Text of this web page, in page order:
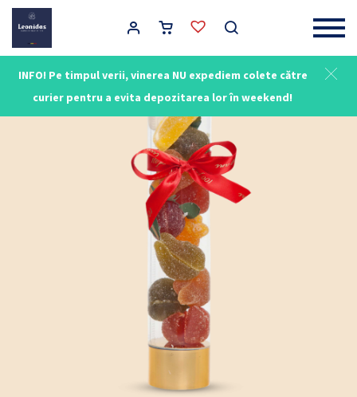
INFO! Pe timpul verii, vinerea NU expediem colete către
curier pentru a evita depozitarea lor în weekend!
Main Navigation